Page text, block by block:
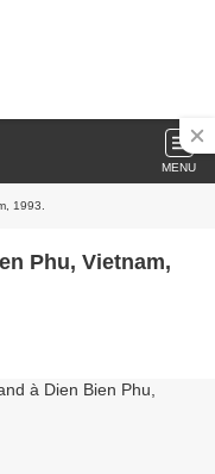
MENU
1993.
Phu, Vietnam,